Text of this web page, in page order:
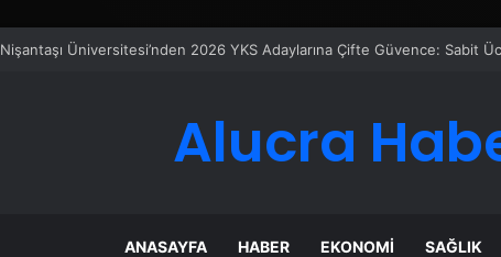
Serjoy : Dijital Medya Ajansı, Google Reklam Ajansı, SEO Ajansı ve Web
Alucra
ANASAYFA HABER EKONOMI SAĞLIK